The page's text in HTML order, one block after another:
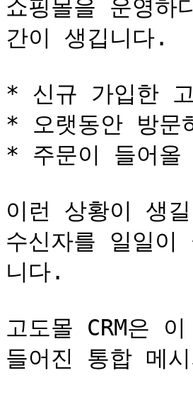
쇼핑몰을 운영
간이 생깁니다.
* 신규 가입한
* 오랫동안 방문
* 주문이 들어올
이런 상황이 생
수신자를 일일
니다.
고도몰 CRM은
들어진 통합 메